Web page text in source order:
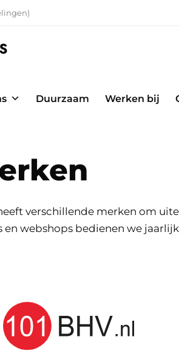
Duurzaam Werken bij
verschillende merken om
en webshops bedienen we